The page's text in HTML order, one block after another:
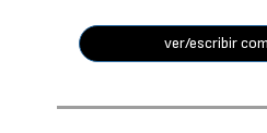
ver/escribir